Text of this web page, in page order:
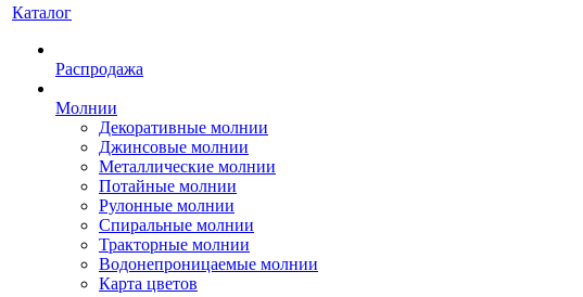
Каталог
Распродажа
Молнии
Декоративные молнии
Джинсовые молнии
Металлические молнии
Потайные молнии
Рулонные молнии
Спиральные молнии
Тракторные молнии
Водонепроницаемые молнии
Карта цветов